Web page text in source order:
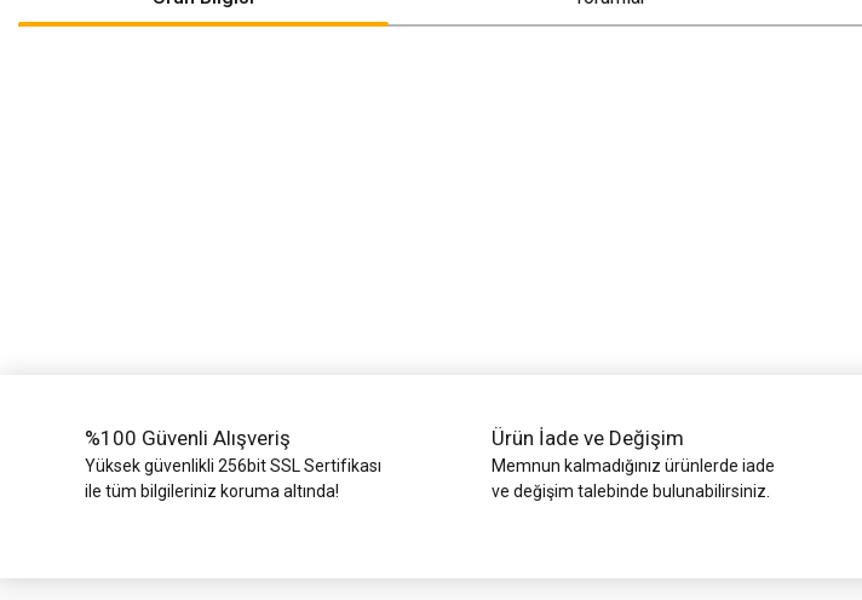
%100 Güvenli Alışveriş
Yüksek güvenlikli 256bit SSL Sertifikası
ile tüm bilgileriniz koruma altında!
Ürün İade ve Değişim
Memnun kalmadığınız ürünlerde iade
ve değişim talebinde bulunabilirsiniz.